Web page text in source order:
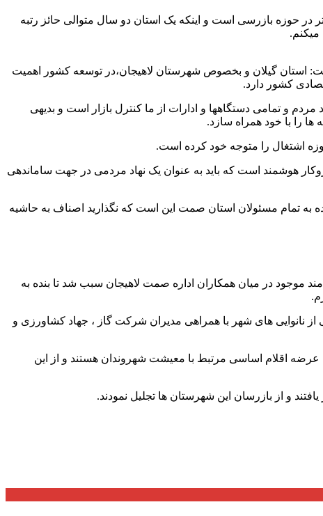
حوزه بازرسی است و اینکه یک استان دو سال متوالی حائز رتبه
استان گیلان و بخصوص شهرستان لاهیجان،در توسعه کشور اهمیت
کشور دارد.
و تمامی دستگاهها و ادارات از ما کنترل بازار است و بدیهی
را با خود همراه سازد.
اشتغال را متوجه خود کرده است.
هوشمند است که باید به عنوان یک نهاد مردمی در جهت ساماندهی
به تمام مسئولان استان صمت این است که نگذارید اصناف به حاشیه
موجود در میان همکاران اداره صمت لاهیجان سبب شد تا بنده به
نانوایی های شهر با همراهی مدیران شرکت گاز ، جهاد کشاورزی و
عرضه اقلام اساسی مرتبط با معیشت شهروندان هستند و از این
و از بازرسان این شهرستان ها تجلیل نمودند.